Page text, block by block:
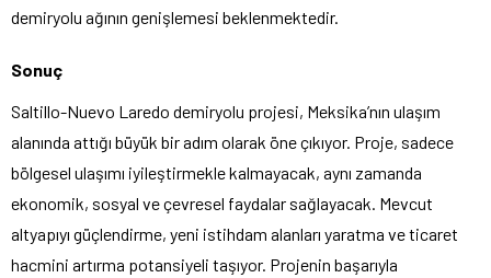
demiryolu ağının genişlemesi beklenmektedir.
Sonuç
Saltillo-Nuevo Laredo demiryolu projesi, Meksika’nın ulaşım
alanında attığı büyük bir adım olarak öne çıkıyor. Proje, sadece
bölgesel ulaşımı iyileştirmekle kalmayacak, aynı zamanda
ekonomik, sosyal ve çevresel faydalar sağlayacak. Mevcut
altyapıyı güçlendirme, yeni istihdam alanları yaratma ve ticaret
hacmini artırma potansiyeli taşıyor. Projenin başarıyla